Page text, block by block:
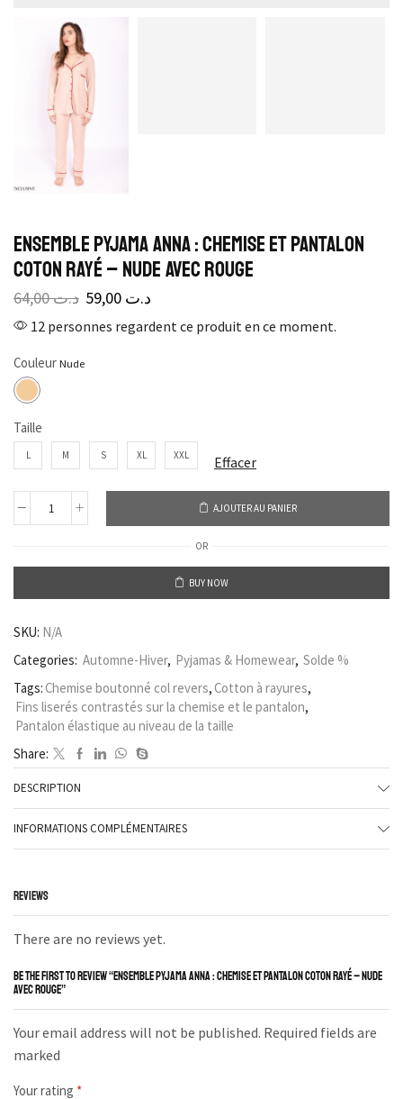
Ensemble Pyjama Anna : Chemise et Pantalon
Coton Rayé – Nude avec Rouge
د.ت64,00 د.ت
12 personnes regardent ce produit en ce moment.
Couleur
Taille
L M S XL XXL Effacer
AJOUTER AU PANIER
OR
BUY NOW
SKU: N/A
Categories: Automne-Hiver, Pyjamas & Homewear, Solde %
Tags: Chemise boutonné col revers, Cotton à rayures,
Fins liserés contrastés sur la chemise et le pantalon,
Pantalon élastique au niveau de la taille
Share:
DESCRIPTION
INFORMATIONS COMPLÉMENTAIRES
REVIEWS
There are no reviews yet.
BE THE FIRST TO REVIEW “ENSEMBLE PYJAMA ANNA : CHEMISE ET PANTALON COTON RAYÉ – NUDE
AVEC ROUGE”
Your email address will not be published. Required fields are
marked
Your rating *